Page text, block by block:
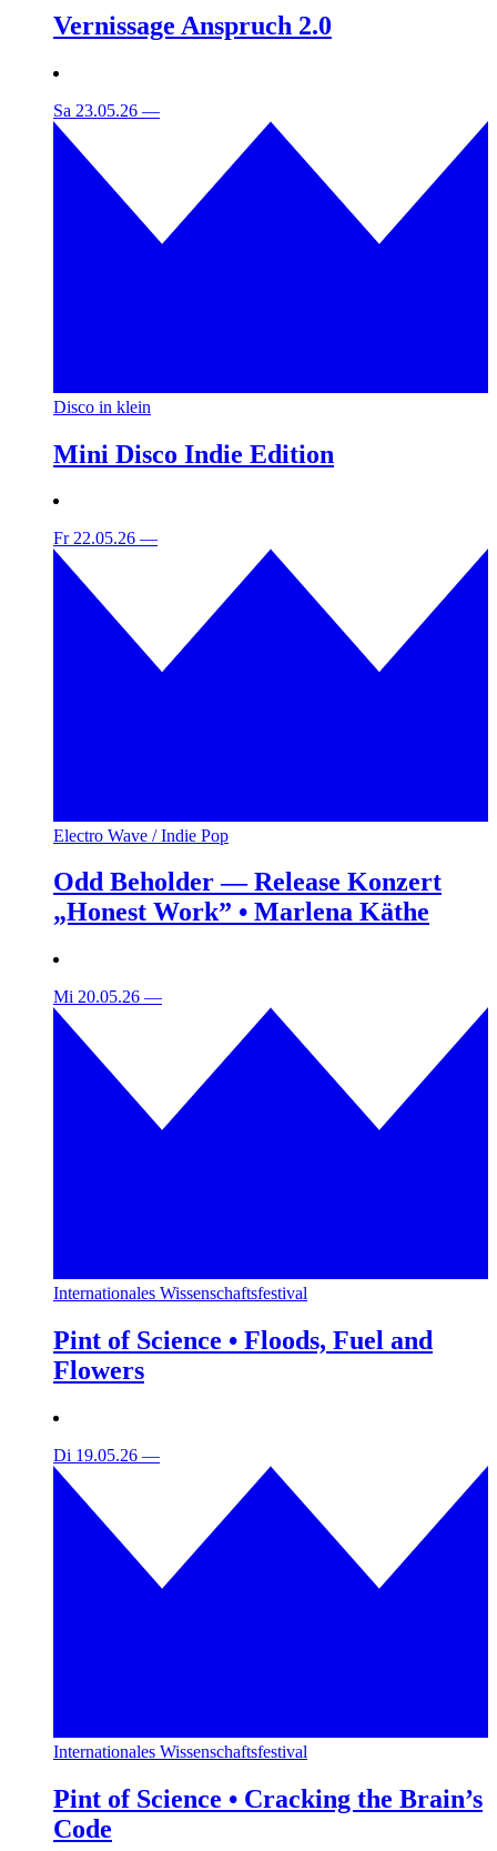
Vernissage Anspruch 2.0
Sa 23.05.26 —
Disco in klein
Mini Disco Indie Edition
Fr 22.05.26 —
Electro Wave / Indie Pop
Odd Beholder — Release Konzert
„Honest Work” • Marlena Käthe
Mi 20.05.26 —
Internationales Wissenschaftsfestival
Pint of Science • Floods, Fuel and
Flowers
Di 19.05.26 —
Internationales Wissenschaftsfestival
Pint of Science • Cracking the Brain’s
Code